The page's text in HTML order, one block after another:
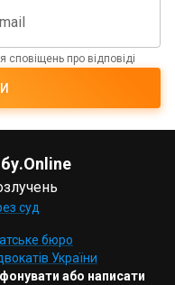
сповіщень про відповіді
суд
бюро
України
або написати